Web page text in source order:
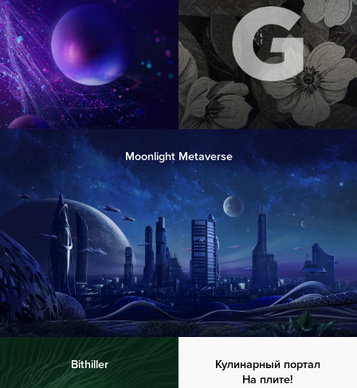
Moonlight Metaverse
Bithiller
Кулинарный портал
На плите!